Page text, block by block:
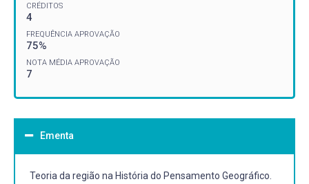
CRÉDITOS
4
FREQUÊNCIA APROVAÇÃO
75%
NOTA MÉDIA APROVAÇÃO
7
Ementa
Teoria da região na História do Pensamento Geográfico.